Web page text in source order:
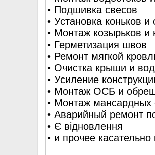
• Подшивка свесов
• Установка коньков и
• Монтаж козырьков и
• Герметизация швов
• Ремонт мягкой
• Очистка крыши и
• Усиление
• Монтаж ОСБ и
• Монтаж мансардных
• Аварийный ремонт
• Є відновлення
• и прочее